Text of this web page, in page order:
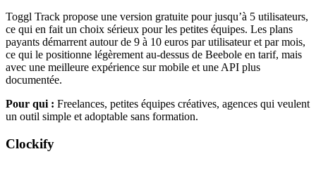
Toggl Track propose une version gratuite pour jusqu’à 5 utilisateurs,
ce qui en fait un choix sérieux pour les petites équipes. Les plans
payants démarrent autour de 9 à 10 euros par utilisateur et par mois,
ce qui le positionne légèrement au-dessus de Beebole en tarif, mais
avec une meilleure expérience sur mobile et une API plus
documentée.
Pour qui : Freelances, petites équipes créatives, agences qui veulent
un outil simple et adoptable sans formation.
Clockify